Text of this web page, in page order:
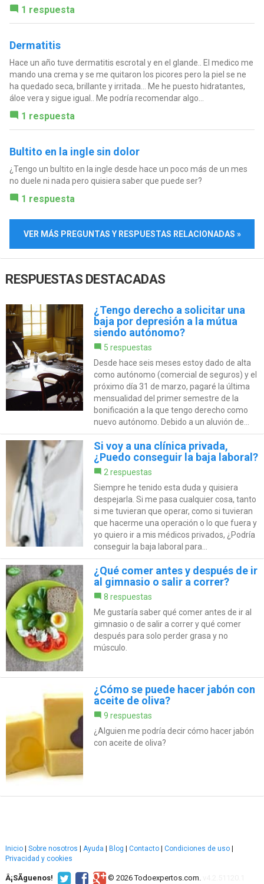
1 respuesta
Dermatitis
Hace un año tuve dermatitis escrotal y en el glande.. El medico me
mando una crema y se me quitaron los picores pero la piel se ne
ha quedado seca, brillante y irritada... Me he puesto hidratantes,
áloe vera y sigue igual.. Me podría recomendar algo...
1 respuesta
Bultito en la ingle sin dolor
¿Tengo un bultito en la ingle desde hace un poco más de un mes
no duele ni nada pero quisiera saber que puede ser?
1 respuesta
VER MÁS PREGUNTAS Y RESPUESTAS RELACIONADAS »
RESPUESTAS DESTACADAS
¿Tengo derecho a solicitar una
baja por depresión a la mútua
siendo autónomo?
5 respuestas
Desde hace seis meses estoy dado de alta
como autónomo (comercial de seguros) y el
próximo día 31 de marzo, pagaré la última
mensualidad del primer semestre de la
bonificación a la que tengo derecho como
nuevo autónomo. Debido a un aluvión de...
Si voy a una clínica privada,
¿Puedo conseguir la baja laboral?
2 respuestas
Siempre he tenido esta duda y quisiera
despejarla. Si me pasa cualquier cosa, tanto
si me tuvieran que operar, como si tuvieran
que hacerme una operación o lo que fuera y
yo quiero ir a mis médicos privados, ¿Podría
conseguir la baja laboral para...
¿Qué comer antes y después de ir
al gimnasio o salir a correr?
8 respuestas
Me gustaría saber qué comer antes de ir al
gimnasio o de salir a correr y qué comer
después para solo perder grasa y no
músculo.
¿Cómo se puede hacer jabón con
aceite de oliva?
9 respuestas
¿Alguien me podría decir cómo hacer jabón
con aceite de oliva?
Inicio | Sobre nosotros | Ayuda | Blog | Contacto | Condiciones de uso |
Privacidad y cookies
Â¡SÃ­guenos! © 2026 Todoexpertos.com.